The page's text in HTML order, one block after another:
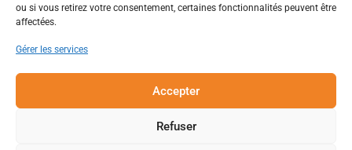
ou si vous retirez votre consentement, certaines fonctionnalités peuvent être
affectées.
Gérer les services
Accepter
Refuser
collectivitezen.gaspesie@gmail.com
À propos
Nos réalisations